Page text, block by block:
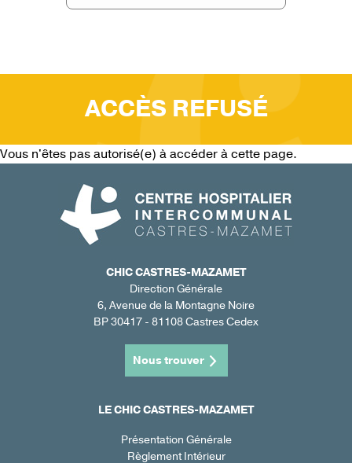
ACCÈS REFUSÉ
Vous n'êtes pas autorisé(e) à accéder à cette page.
CHIC CASTRES-MAZAMET
Direction Générale
6, Avenue de la Montagne Noire
BP 30417 - 81108 Castres Cedex
Nous trouver
LE CHIC CASTRES-MAZAMET
Présentation Générale
Règlement Intérieur